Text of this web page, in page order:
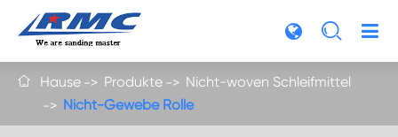

 Hause Produkte
Nicht-woven Schleifmittel
Nicht-Gewebe Rolle